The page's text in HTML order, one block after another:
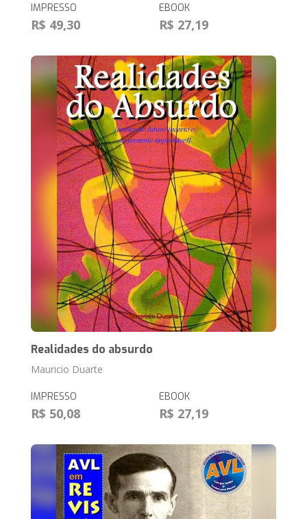
IMPRESSO
R$ 49,30
EBOOK
R$ 27,19
Realidades do absurdo
Mauricio Duarte
IMPRESSO
R$ 50,08
EBOOK
R$ 27,19